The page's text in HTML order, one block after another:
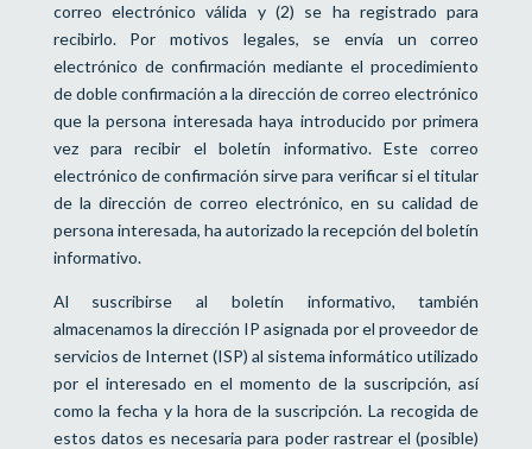
correo electrónico válida y (2) se ha registrado para
recibirlo. Por motivos legales, se envía un correo
electrónico de confirmación mediante el procedimiento
de doble confirmación a la dirección de correo electrónico
que la persona interesada haya introducido por primera
vez para recibir el boletín informativo. Este correo
electrónico de confirmación sirve para verificar si el titular
de la dirección de correo electrónico, en su calidad de
persona interesada, ha autorizado la recepción del boletín
informativo.
Al suscribirse al boletín informativo, también
almacenamos la dirección IP asignada por el proveedor de
servicios de Internet (ISP) al sistema informático utilizado
por el interesado en el momento de la suscripción, así
como la fecha y la hora de la suscripción. La recogida de
estos datos es necesaria para poder rastrear el (posible)